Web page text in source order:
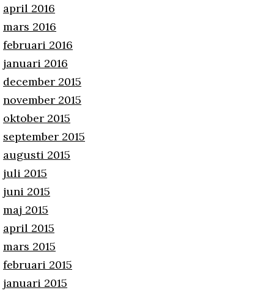
april 2016
mars 2016
februari 2016
januari 2016
december 2015
november 2015
oktober 2015
september 2015
augusti 2015
juli 2015
juni 2015
maj 2015
april 2015
mars 2015
februari 2015
januari 2015